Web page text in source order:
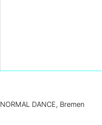
NORMAL DANCE, Bremen